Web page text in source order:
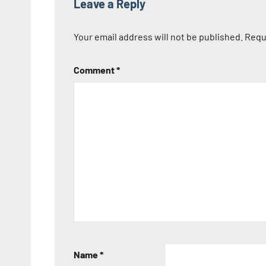
Leave a Reply
Your email address will not be published.
Comment*
Name*